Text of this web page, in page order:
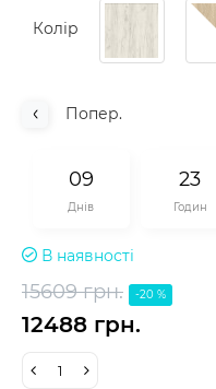
Колір
Попер.
09
Днів
23
Годин
В наявності
15609 грн. -20 %
12488 грн.